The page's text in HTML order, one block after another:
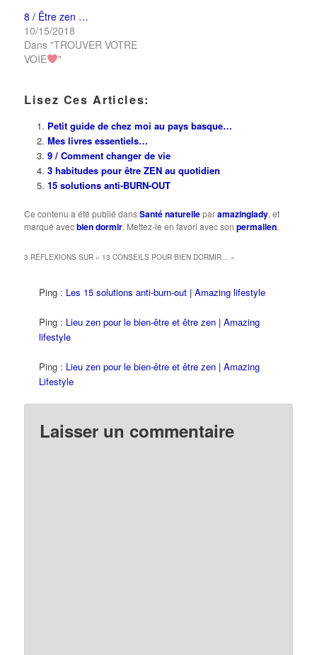
8 / Être zen …
10/15/2018
Dans "TROUVER VOTRE
VOIE
"
Lisez Ces Articles:
Petit guide de chez moi au pays basque…
Mes livres essentiels…
9 / Comment changer de vie
3 habitudes pour être ZEN au quotidien
15 solutions anti-BURN-OUT
Ce contenu a été publié dansSanté naturelleparamazinglady, et
marqué avecbien dormir. Mettez-le en favori avec sonpermalien.
3 RÉFLEXIONS SUR « 13 CONSEILS POUR BIEN DORMIR… »
Ping : Les 15 solutions anti-burn-out | Amazing lifestyle
Ping : Lieu zen pour le bien-être et être zen | Amazing
lifestyle
Ping : Lieu zen pour le bien-être et être zen | Amazing
Lifestyle
Laisser un commentaire